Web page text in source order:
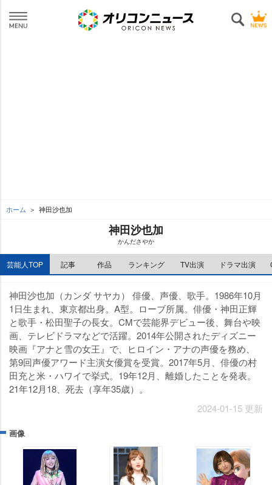
ホーム 神田沙也加
神田沙也加
かんださやか
芸能人TOP 記事 作品 ランキング TV出演 ドラマ出演
神田沙也加（カンダ サヤカ） 俳優、声優、歌手。1986年10月
1日生まれ、東京都出身。A型。ローブ所属。俳優・神田正輝
と歌手・松田聖子の長女。CMで芸能界デビュー後、舞台や映
画、テレビドラマなどで活躍。2014年公開されたディズニー
映画『アナと雪の女王』で、ヒロイン・アナの声優を務め、
第9回声優アワード主演女優賞を受賞。2017年5月、俳優の村
田充と米・ハワイで挙式。19年12月、離婚したことを発表。
21年12月18、死去（享年35歳）。
2024-01-15 更新
画像